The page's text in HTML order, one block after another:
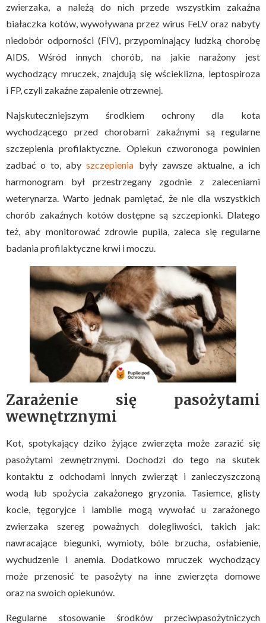
zwierzaka, a należą do nich przede wszystkim zakaźna
białaczka kotów, wywoływana przez wirus FeLV oraz nabyty
niedobór odporności (FIV), przypominający ludzką chorobę
AIDS. Wśród innych chorób, na jakie narażony jest
wychodzący mruczek, znajdują się wścieklizna, leptospiroza
i FP, czyli zakaźne zapalenie otrzewnej.
Najskuteczniejszym środkiem ochrony dla kota
wychodzącego przed chorobami zakaźnymi są regularne
szczepienia profilaktyczne. Opiekun czworonoga powinien
zadbać o to, abyszczepienia były zawsze aktualne, a ich
harmonogram był przestrzegany zgodnie z zaleceniami
weterynarza. Warto jednak pamiętać, że nie dla wszystkich
chorób zakaźnych kotów dostępne są szczepionki. Dlatego
też, aby monitorować zdrowie pupila, zaleca się regularne
badania profilaktyczne krwi i moczu.
Zarażenie się pasożytami
wewnętrznymi
Kot, spotykający dziko żyjące zwierzęta może zarazić się
pasożytami zewnętrznymi. Dochodzi do tego na skutek
kontaktu z odchodami innych zwierząt i zanieczyszczoną
wodą lub spożycia zakażonego gryzonia. Tasiemce, glisty
kocie, tęgoryjce i lamblie mogą wywołać u zarażonego
zwierzaka szereg poważnych dolegliwości, takich jak:
nawracające biegunki, wymioty, bóle brzucha, osłabienie,
wychudzenie i anemia. Dodatkowo mruczek wychodzący
może przenosić te pasożyty na inne zwierzęta domowe
oraz na swoich opiekunów.
Regularne stosowanie środków przeciwpasożytniczych